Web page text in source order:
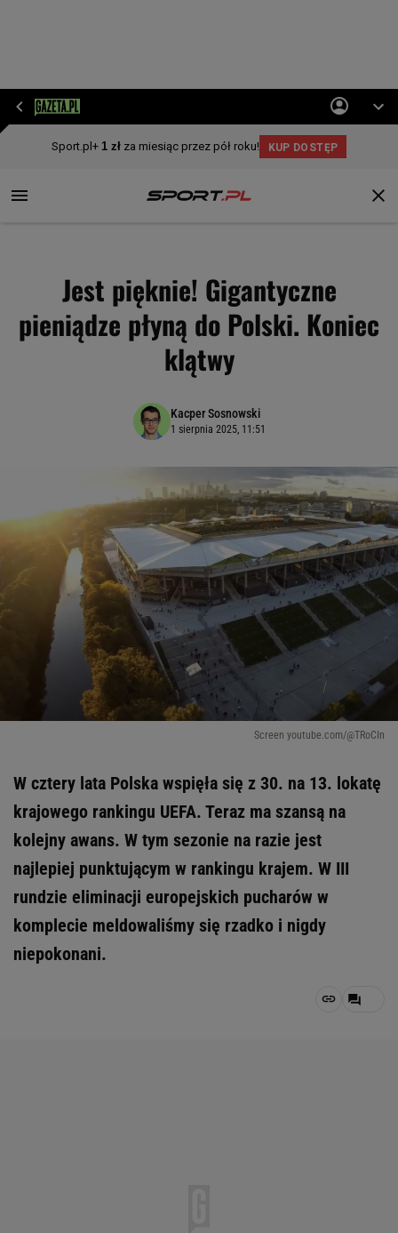
Jest pięknie! Gigantyczne
pieniądze płyną do Polski. Koniec
klątwy
Kacper Sosnowski
1 sierpnia 2025, 11:51
Screen youtube.com/@TRoCIn
W cztery lata Polska wspięła się z 30. na 13. lokatę
krajowego rankingu UEFA. Teraz ma szansą na
kolejny awans. W tym sezonie na razie jest
najlepiej punktującym w rankingu krajem. W III
rundzie eliminacji europejskich pucharów w
komplecie meldowaliśmy się rzadko i nigdy
niepokonani.